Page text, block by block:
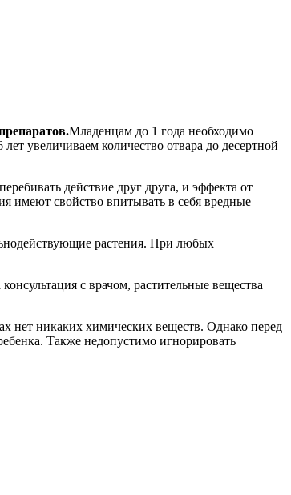
Младенцам до 1 года необходимо
увеличиваем количество отвара до десертной
действие друг друга, и эффекта от
имеют свойство впитывать в себя вредные
растения. При любых
с врачом, растительные вещества
нет никаких химических веществ. Однако перед
Также недопустимо игнорировать